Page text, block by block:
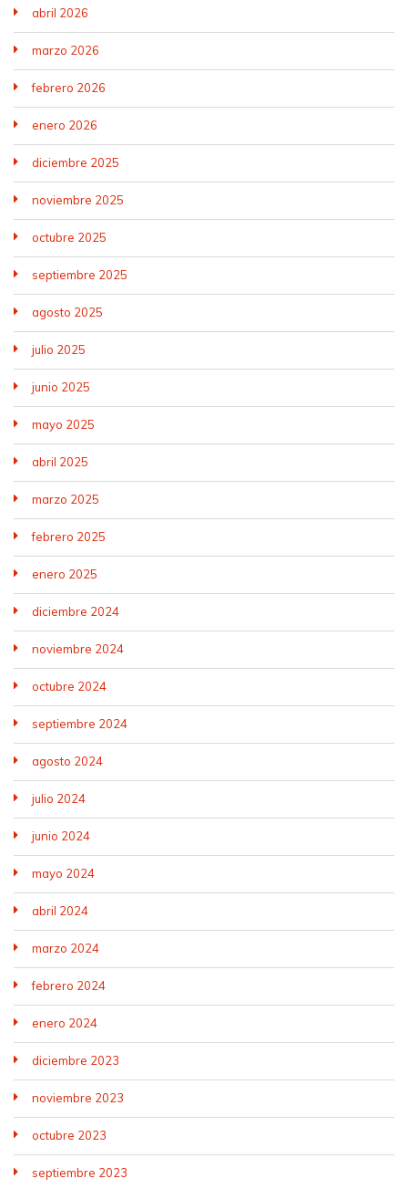
abril 2026
marzo 2026
febrero 2026
enero 2026
diciembre 2025
noviembre 2025
octubre 2025
septiembre 2025
agosto 2025
julio 2025
junio 2025
mayo 2025
abril 2025
marzo 2025
febrero 2025
enero 2025
diciembre 2024
noviembre 2024
octubre 2024
septiembre 2024
agosto 2024
julio 2024
junio 2024
mayo 2024
abril 2024
marzo 2024
febrero 2024
enero 2024
diciembre 2023
noviembre 2023
octubre 2023
septiembre 2023